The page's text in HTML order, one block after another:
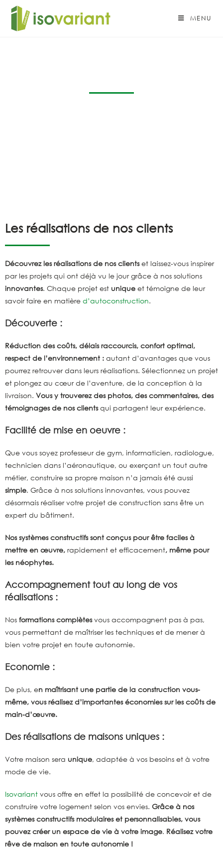
MENU
Les réalisations de nos clients
Découvrez les réalisations de nos clientset laissez-vous inspirer
par les projets qui ont déjà vu le jour grâce à nos solutions
innovantes. Chaque projet est unique et témoigne de leur
savoir faire en matière d’autoconstruction.
Découverte :
Réduction des coûts, délais raccourcis, confort optimal,
respect de l’environnement : autant d’avantages que vous
pourrez retrouver dans leurs réalisations. Sélectionnez un projet
et plongez au cœur de l’aventure, de la conception à la
livraison. Vous y trouverez des photos, des commentaires, des
témoignages de nos clientsqui partagent leur expérience.
Facilité de mise en oeuvre :
Que vous soyez professeur de gym, informaticien, radiologue,
technicien dans l’aéronautique, ou exerçant un tout autre
métier, construire sa propre maison n’a jamais été aussi
simple. Grâce à nos solutions innovantes, vous pouvez
désormais réaliser votre projet de construction sans être un
expert du bâtiment.
Nos systèmes constructifs sont conçus pour être faciles à
mettre en œuvre, rapidement et efficacement, même pour
les néophytes.
Accompagnement tout au long de vos
réalisations :
Nos formations complètesvous accompagnent pas à pas,
vous permettant de maîtriser les techniques et de mener à
bien votre projet en toute autonomie.
Economie :
De plus, en maîtrisant une partie de la construction vous-
même, vous réalisez d’importantes économies sur les coûts de
main-d’œuvre.
Des réalisations de maisons uniques :
Votre maison sera unique, adaptée à vos besoins et à votre
mode de vie.
Isovariant vous offre en effet la possibilité de concevoir et de
construire votre logement selon vos envies. Grâce à nos
systèmes constructifs modulaires et personnalisables, vous
pouvez créer un espace de vie à votre image. Réalisez votre
rêve de maison en toute autonomie !